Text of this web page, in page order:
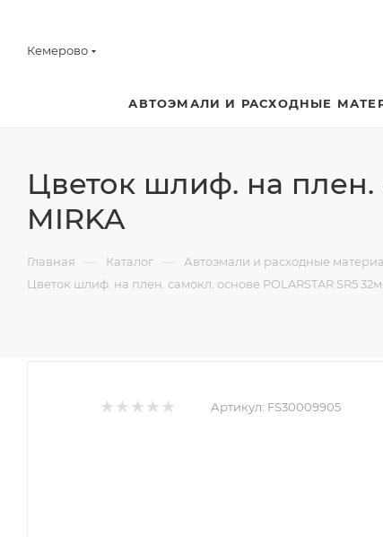
Кемерово
АВТОЭМАЛИ И РАСХОДНЫЕ
Цветок шлиф. на плен.
MIRKA
Главная — Каталог — Автоэмали и расходные
Цветок шлиф. на плен. самокл. основе POLARSTAR SR5
Артикул: FS30009905